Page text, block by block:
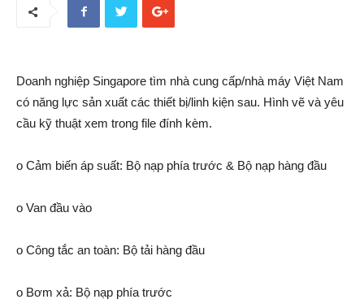
Doanh nghiệp Singapore tìm nhà cung cấp/nhà máy Việt Nam
có năng lực sản xuất các thiết bị/linh kiện sau. Hình vẽ và yêu
cầu kỹ thuật xem trong file đính kèm.
o Cảm biến áp suất: Bộ nạp phía trước & Bộ nạp hàng đầu
o Van đầu vào
o Công tắc an toàn: Bộ tải hàng đầu
o Bơm xả: Bộ nạp phía trước